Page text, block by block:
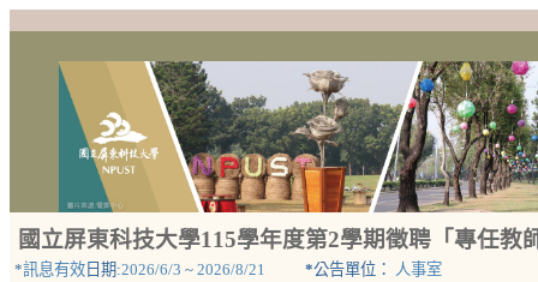
國立屏東科技大學115學年度第2學期徵聘「專任教
*訊息有效 日期:2026/6/3 ~ 2026/8/21 *公告單位： 人事室